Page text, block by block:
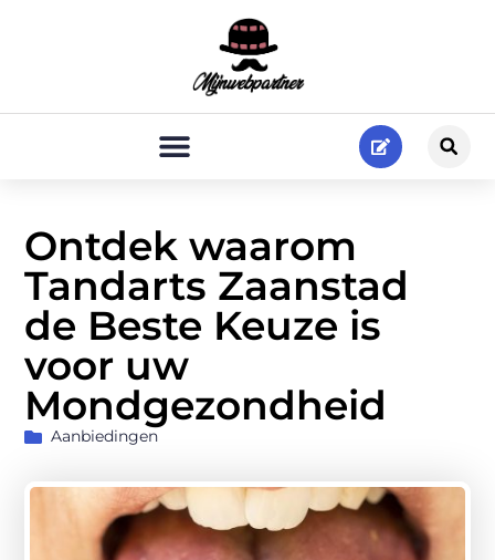
Ontdek waarom
Tandarts Zaanstad
de Beste Keuze is
voor uw
Mondgezondheid
Aanbiedingen